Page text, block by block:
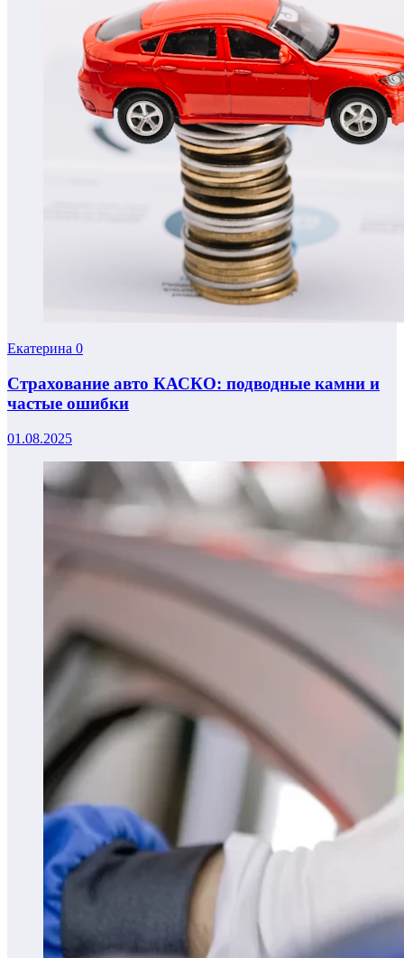
Екатерина 0
Страхование авто КАСКО: подводные камни и
частые ошибки
01.08.2025